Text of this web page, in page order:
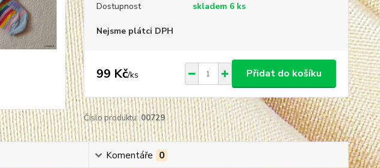
Dostupnost skladem 6 ks
Nejsme plátci DPH
99 Kč/ks Přidat do košíku
Číslo produktu: 00729
Komentáře 0